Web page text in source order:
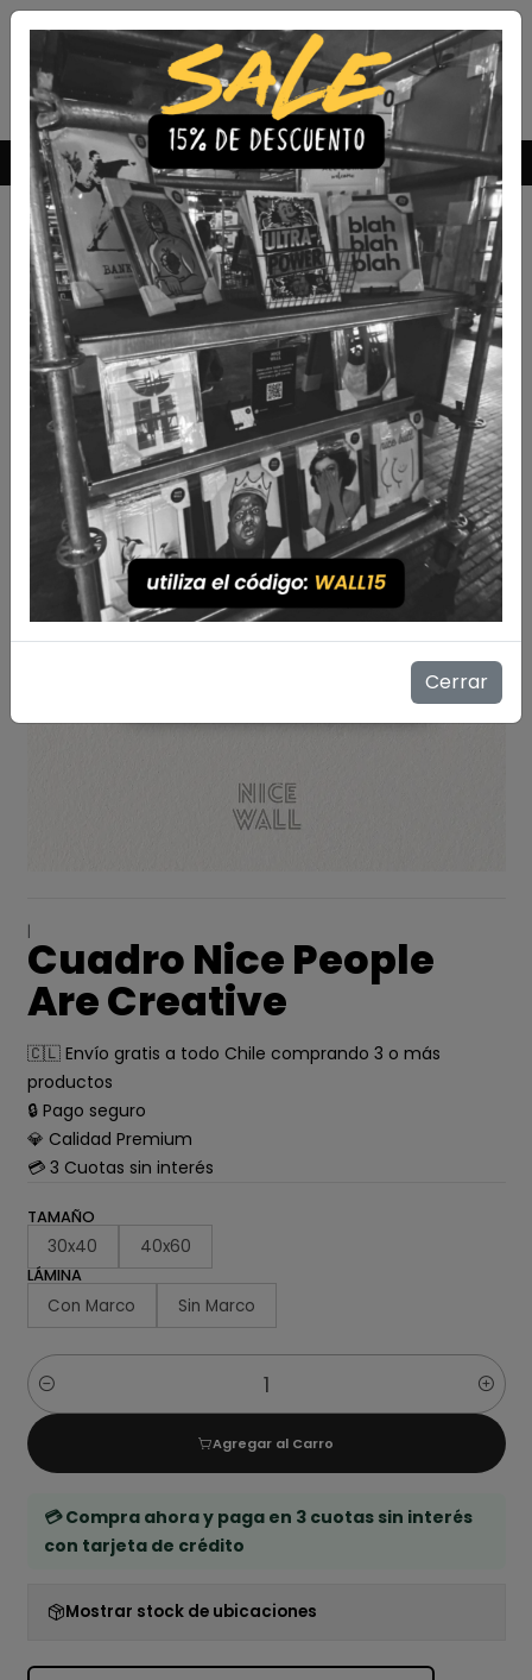
Envío Gratis a todo Chile comprando 3 o más productos
|
Cuadro Nice People
Are Creative
🇨🇱 Envío gratis a todo Chile comprando 3 o más
productos
🔒 Pago seguro
💎 Calidad Premium
💳 3 Cuotas sin interés
TAMAÑO
30x40 40x60
LÁMINA
Con Marco Sin Marco
Cantidad
Agregar al Carro
💳 Compra ahora y paga en 3 cuotas sin interés
con tarjeta de crédito
Mostrar stock de ubicaciones
Cerrar